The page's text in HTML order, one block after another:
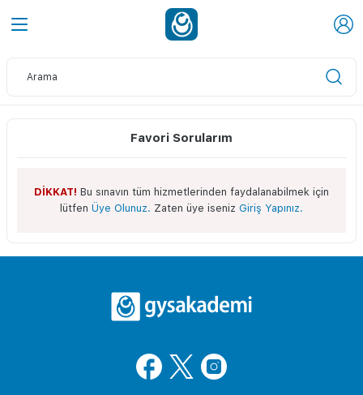
Favori Sorularım
DİKKAT! Bu sınavın tüm hizmetlerinden faydalanabilmek için
lütfen Üye Olunuz. Zaten üye iseniz Giriş Yapınız.